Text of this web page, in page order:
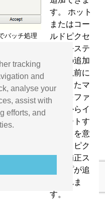
tracking
and
analyse your
assist with
efforts, and
バッチ処理
す。 ホット
またはコー
ルドピクセ
ル除去ステ
ップの追加
は、以前に
作成したマ
スクをファ
イルからイ
ンポートす
ることを意
味し、ピク
セル補正ス
テップが追
加されま
す。